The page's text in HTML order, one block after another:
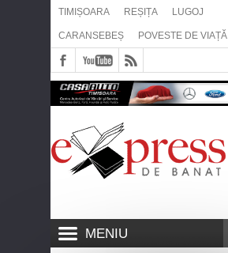
TIMIȘOARA REȘIȚA LUGOJ
CARANSEBEȘ POVESTE DE VIAȚĂ
MENIU